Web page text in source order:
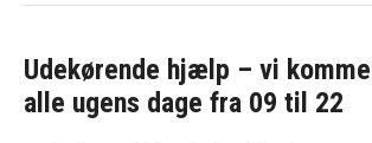
Udekørende hjælp – vi
alle ugens dage fra 09 til 22